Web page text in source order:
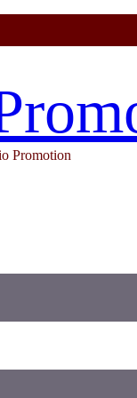
Promotion